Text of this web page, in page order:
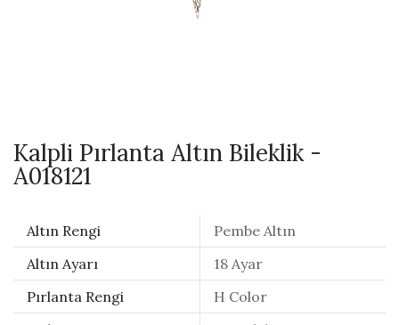
Kalpli Pırlanta Altın Bileklik -
A018121
Altın Rengi
Pembe Altın
Altın Ayarı
18 Ayar
Pırlanta Rengi
H Color